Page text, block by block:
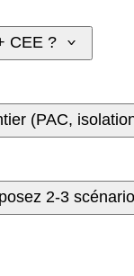
CEE ?
(PAC,
2-3